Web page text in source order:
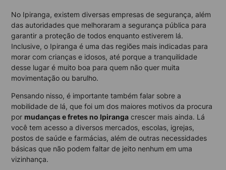
No Ipiranga, existem diversas empresas de segurança, além
das autoridades que melhoraram a segurança pública para
garantir a proteção de todos enquanto estiverem lá.
Inclusive, o Ipiranga é uma das regiões mais indicadas para
morar com crianças e idosos, até porque a tranquilidade
desse lugar é muito boa para quem não quer muita
movimentação ou barulho.
Pensando nisso, é importante também falar sobre a
mobilidade de lá, que foi um dos maiores motivos da procura
por mudanças e fretes no Ipiranga crescer mais ainda. Lá
você tem acesso a diversos mercados, escolas, igrejas,
postos de saúde e farmácias, além de outras necessidades
básicas que não podem faltar de jeito nenhum em uma
vizinhança.